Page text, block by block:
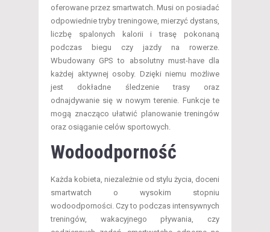
oferowane przez smartwatch. Musi on posiadać
odpowiednie tryby treningowe, mierzyć dystans,
liczbę spalonych kalorii i trasę pokonaną
podczas biegu czy jazdy na rowerze.
Wbudowany GPS to absolutny must-have dla
każdej aktywnej osoby. Dzięki niemu możliwe
jest dokładne śledzenie trasy oraz
odnajdywanie się w nowym terenie. Funkcje te
mogą znacząco ułatwić planowanie treningów
oraz osiąganie celów sportowych.
Wodoodporność
Każda kobieta, niezależnie od stylu życia, doceni
smartwatch o wysokim stopniu
wodoodporności. Czy to podczas intensywnych
treningów, wakacyjnego pływania, czy